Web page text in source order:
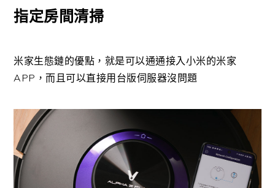
指定房間清掃
米家生態鏈的優點，就是可以通通接入小米的米家
APP，而且可以直接用台版伺服器沒問題